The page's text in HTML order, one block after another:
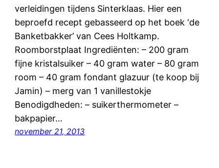
verleidingen tijdens Sinterklaas. Hier een
beproefd recept gebasseerd op het boek ‘de
Banketbakker’ van Cees Holtkamp.
Roomborstplaat Ingrediënten: – 200 gram
fijne kristalsuiker – 40 gram water – 80 gram
room – 40 gram fondant glazuur (te koop bij
Jamin) – merg van 1 vanillestokje
Benodigdheden: – suikerthermometer –
bakpapier…
november 21, 2013